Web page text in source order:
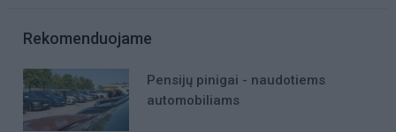
Rekomenduojame
Pensijų pinigai - naudotiems
automobiliams